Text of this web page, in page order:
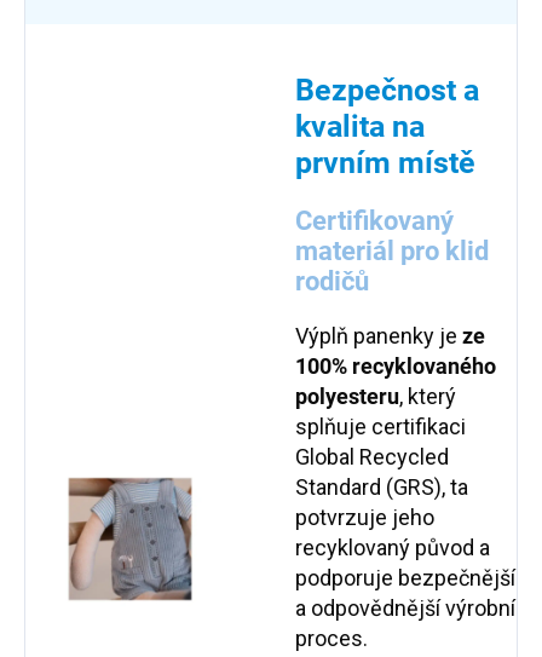
Bezpečnost a
kvalita na
prvním místě
Certifikovaný
materiál pro klid
rodičů
Výplň panenky je ze
100% recyklovaného
polyesteru, který
splňuje certifikaci
Global Recycled
Standard (GRS), ta
potvrzuje jeho
recyklovaný původ a
podporuje bezpečnější
a odpovědnější výrobní
proces.